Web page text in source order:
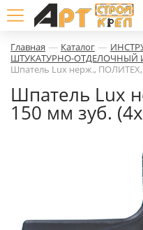
Главная — Каталог —
ШТУКАТУРНО-ОТДЕЛОЧНЫЙ
Шпатель Lux нерж., ПОЛИТЕХ,
Шпатель Lux
150 мм зуб.